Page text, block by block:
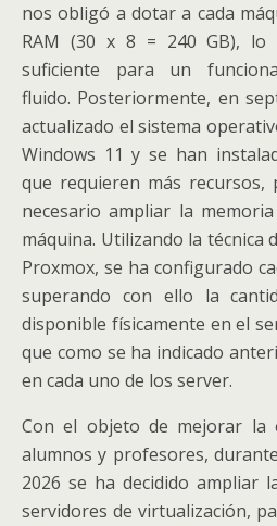
nos obligó a dotar a cada
RAM (30 x 8 = 240 GB), lo
suficiente para un
fluido. Posteriormente, en
actualizado el sistema
Windows 11 y se han
que requieren más
necesario ampliar la
máquina. Utilizando la técnica
Proxmox, se ha configurado
superando con ello la
disponible físicamente en el
que como se ha indicado
en cada uno de los server.
Con el objeto de mejorar la
alumnos y profesores,
2026 se ha decidido ampliar
servidores de virtualización,